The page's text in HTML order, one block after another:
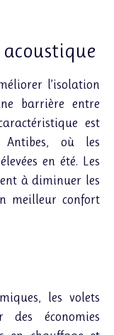
l’isolation
barrière entre
est
Antibes, où les
en été. Les
à diminuer les
meilleur confort
les volets
des économies